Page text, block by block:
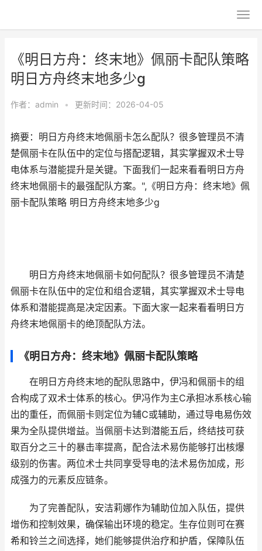
《明日方舟：终末地》佩丽卡配队策略
明日方舟终末地多少g
作者： admin • 更新时间：2026-04-05
摘要：明日方舟终末地佩丽卡怎么配队？很多管理员不清
楚佩丽卡在队伍中的定位与搭配逻辑，其实掌握双术士导
电体系与潜能提升是关键。下面我们一起来看看明日方舟
终末地佩丽卡的最强配队方案。",《明日方舟：终末地》佩
丽卡配队策略 明日方舟终末地多少g
明日方舟终末地佩丽卡如何配队？很多管理员不清楚
佩丽卡在队伍中的定位和组合逻辑，其实掌握双术士导电
体系和潜能提高是决定因素。下面大家一起来看看明日方
舟终末地佩丽卡的绝顶配队方法。
《明日方舟：终末地》佩丽卡配队策略
在明日方舟终末地的配队思路中，伊冯和佩丽卡的组
合构成了双术士体系的核心。伊冯作为主C承担冰系核心输
出的重任，而佩丽卡则定位为辅C或辅助，通过导电易伤效
果为全队提供增益。当佩丽卡达到潜能五后，终结技可获
取百分之三十的暴击率提高，配合法术易伤能够打出核爆
级别的伤害。两位术士共同享受导电的法术易伤加成，形
成强力的元素反应链条。
为了完善配队，安洁莉娜作为辅助位加入队伍，提供
增伤和控制效果，确保输出环境的稳定。生存位则可在赛
希和铃兰之间选择，她们能够提供治疗和护盾，保障队伍